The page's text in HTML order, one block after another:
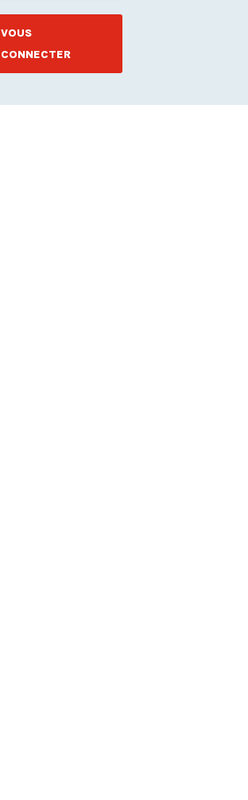
VOUS
CONNECTER